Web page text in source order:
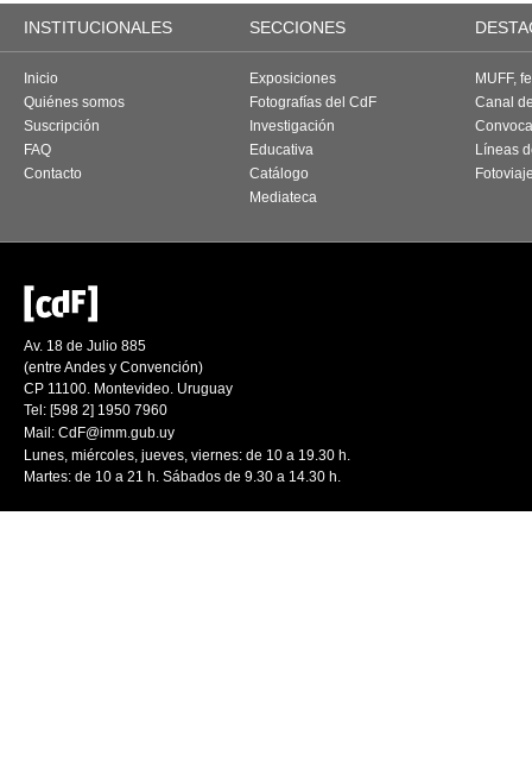
INSTITUCIONALES SECCIONES
Inicio
Quiénes somos
Suscripción
FAQ
Contacto
Exposiciones
Fotografías del CdF
Investigación
Educativa
Catálogo
Mediateca
MUFF,
Canal
Líneas
Av. 18 de Julio 885
(entre Andes y Convención)
CP 11100. Montevideo. Uruguay
Tel: [598 2] 1950 7960
Mail: CdF@imm.gub.uy
Lunes, miércoles, jueves, viernes: de 10 a 19.30 h.
Martes: de 10 a 21 h. Sábados de 9.30 a 14.30 h.